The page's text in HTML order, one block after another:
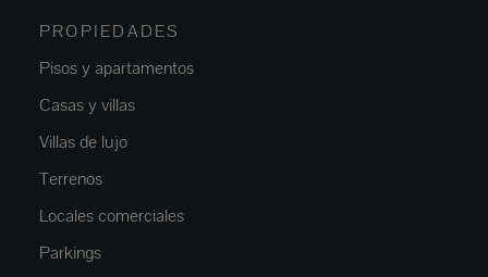
PROPIEDADES
Pisos y apartamentos
Casas y villas
Villas de lujo
Terrenos
Locales comerciales
Parkings